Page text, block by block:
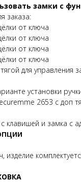
замки с
заказа:
от ключа
от ключа
от ключа
от ключа
для управления
установки
2653 с доп
клавишей и замка с
изделие